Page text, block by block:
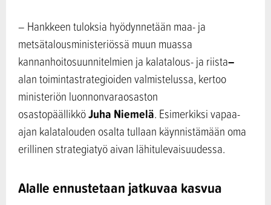
– Hankkeen tuloksia hyödynnetään maa- ja
metsätalousministeriössä muun muassa
kannanhoitosuunnitelmien ja kalatalous- ja riista–
alan toimintastrategioiden valmistelussa, kertoo
ministeriön luonnonvaraosaston
osastopäällikköJuha Niemelä. Esimerkiksi vapaa-
ajan kalatalouden osalta tullaan käynnistämään oma
erillinen strategiatyö aivan lähitulevaisuudessa.
Alalle ennustetaan jatkuvaa kasvua